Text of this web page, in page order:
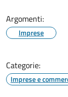
Argomenti:
Imprese
Categorie:
Imprese e